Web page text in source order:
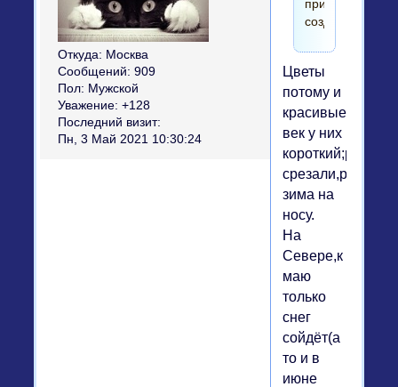
Откуда: Москва
Сообщений: 909
Пол: Мужской
Уважение: +128
Последний визит:
Пн, 3 Май 2021 10:30:24
природа
создала...
Цветы
потому и
красивые,что
век у них
зима на
носу.
На
Севере,к
маю
только
снег
сойдёт(а
то и в
июне